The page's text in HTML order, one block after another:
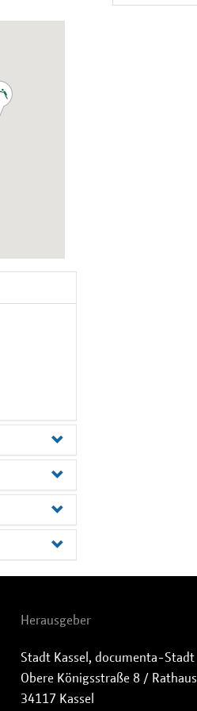
Herausgeber
Stadt Kassel, documenta-Stadt
Obere Königsstraße 8 / Rathaus
34117 Kassel